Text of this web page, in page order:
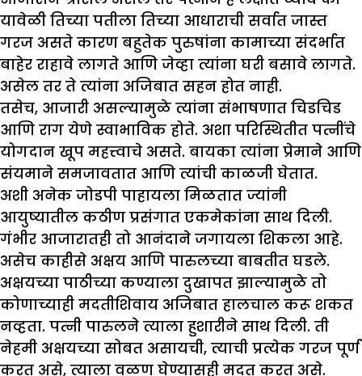
यावेळी तिच्या पतीला तिच्या आधाराची सर्वात जास्त
गरज असते कारण बहुतेक पुरुषांना कामाच्या संदर्भात
बाहेर राहावे लागते आणि जेव्हा त्यांना घरी बसावे लागते.
असेल तर ते त्यांना अजिबात सहन होत नाही.
तसेच, आजारी असल्यामुळे त्यांना संभाषणात चिडचिड
आणि राग येणे स्वाभाविक होते. अशा परिस्थितीत पत्नींचे
योगदान खूप महत्त्वाचे असते. बायका त्यांना प्रेमाने आणि
संयमाने समजावतात आणि त्यांची काळजी घेतात.
अशी अनेक जोडपी पाहायला मिळतात ज्यांनी
आयुष्यातील कठीण प्रसंगात एकमेकांना साथ दिली.
गंभीर आजारातही तो आनंदाने जगायला शिकला आहे.
असेच काहीसे अक्षय आणि पारुलच्या बाबतीत घडले.
अक्षयच्या पाठीच्या कण्याला दुखापत झाल्यामुळे तो
कोणाच्याही मदतीशिवाय अजिबात हालचाल करू शकत
नव्हता. पत्नी पारुलने त्याला हुशारीने साथ दिली. ती
नेहमी अक्षयच्या सोबत असायची, त्याची प्रत्येक गरज पूर्ण
करत असे, त्याला वळण घेण्यासही मदत करत असे.